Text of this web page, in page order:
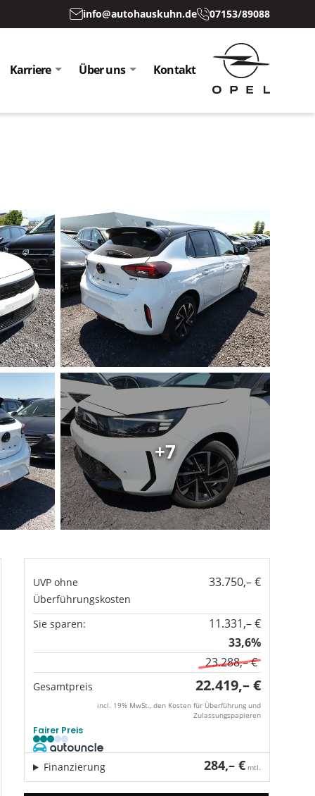
info@autohauskuhn.de 07153/89088
Karriere Über uns Kontakt
+7
UVP ohne
Überführungskosten
33.750,– €
Sie sparen:
11.331,– €
33,6%
23.288,– €
Gesamtpreis 22.419,– €
incl. 19% MwSt., den Kosten für Überführung und
Zulassungspapieren
Fairer Preis
284,– € mtl.
Finanzierung